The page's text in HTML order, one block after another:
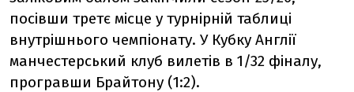
посівши третє місце у турнірній таблиці
внутрішнього чемпіонату. У Кубку Англії
манчестерський клуб вилетів в 1/32 фіналу,
програвши Брайтону (1:2).